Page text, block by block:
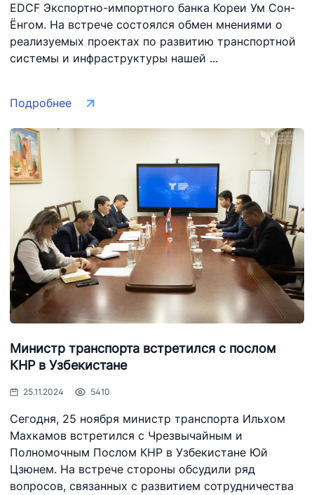
+998 (78) 140-
02-00
+998 (71) 237-
99-98
47-09
АО
доверия
1062
ООО
Номер телефона
+998 (71) 207-
87-00
+998 (71) 207-
87-02
Номер
доверия
+998 (71) 200-
02-04
+998 (71) 207-
67-68
EDCF Экспортно-импортного банка Кореи Ум Сон-
Ёнгом. На встрече состоялся обмен мнениями о
реализуемых проектах по развитию транспортной
системы и инфраструктуры нашей ...
Подробнее
Министр транспорта встретился с послом
КНР в Узбекистане
25.11.2024 5410
Сегодня, 25 ноября министр транспорта Ильхом
Махкамов встретился с Чрезвычайным и
Полномочным Послом КНР в Узбекистане Юй
Цзюнем. На встрече стороны обсудили ряд
вопросов, связанных с развитием сотрудничества